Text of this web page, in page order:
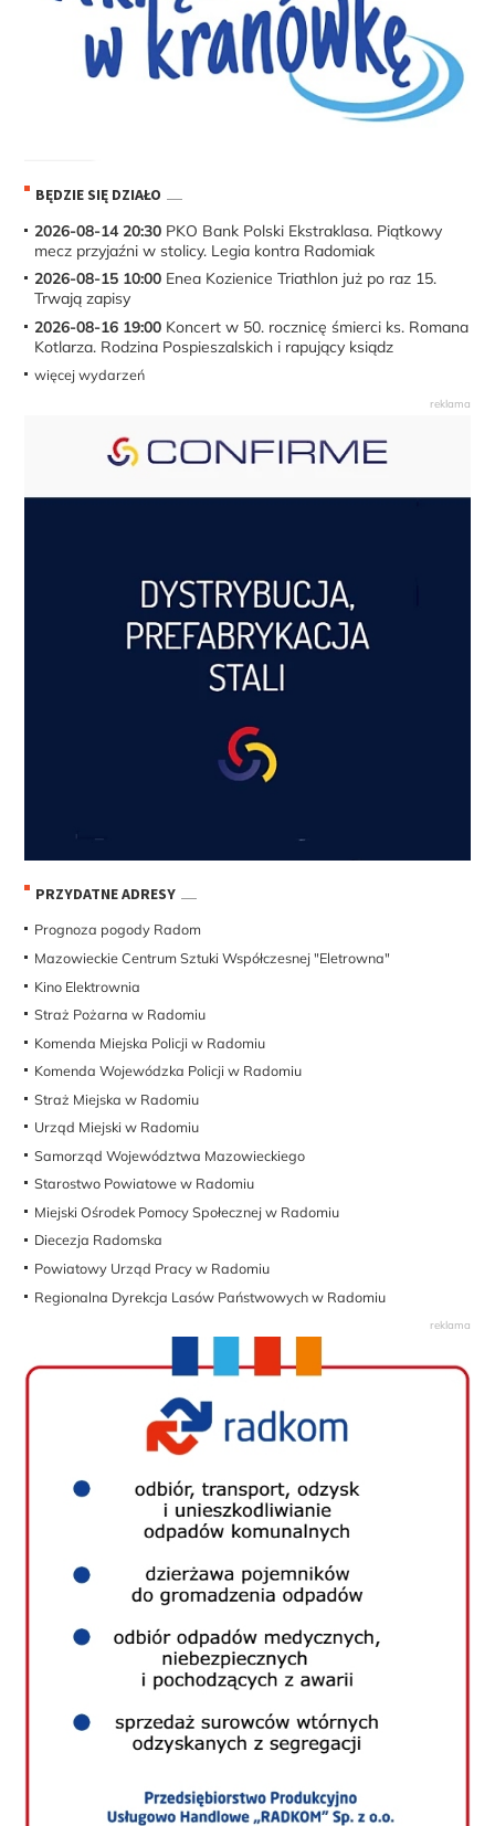
BĘDZIE SIĘ DZIAŁO
2026-08-14 20:30 PKO Bank Polski Ekstraklasa. Piątkowy
mecz przyjaźni w stolicy. Legia kontra Radomiak
2026-08-15 10:00 Enea Kozienice Triathlon już po raz 15.
Trwają zapisy
2026-08-16 19:00 Koncert w 50. rocznicę śmierci ks. Romana
Kotlarza. Rodzina Pospieszalskich i rapujący ksiądz
więcej wydarzeń
PRZYDATNE ADRESY
Prognoza pogody Radom
Mazowieckie Centrum Sztuki Współczesnej "Eletrowna"
Kino Elektrownia
Straż Pożarna w Radomiu
Komenda Miejska Policji w Radomiu
Komenda Wojewódzka Policji w Radomiu
Straż Miejska w Radomiu
Urząd Miejski w Radomiu
Samorząd Województwa Mazowieckiego
Starostwo Powiatowe w Radomiu
Miejski Ośrodek Pomocy Społecznej w Radomiu
Diecezja Radomska
Powiatowy Urząd Pracy w Radomiu
Regionalna Dyrekcja Lasów Państwowych w Radomiu